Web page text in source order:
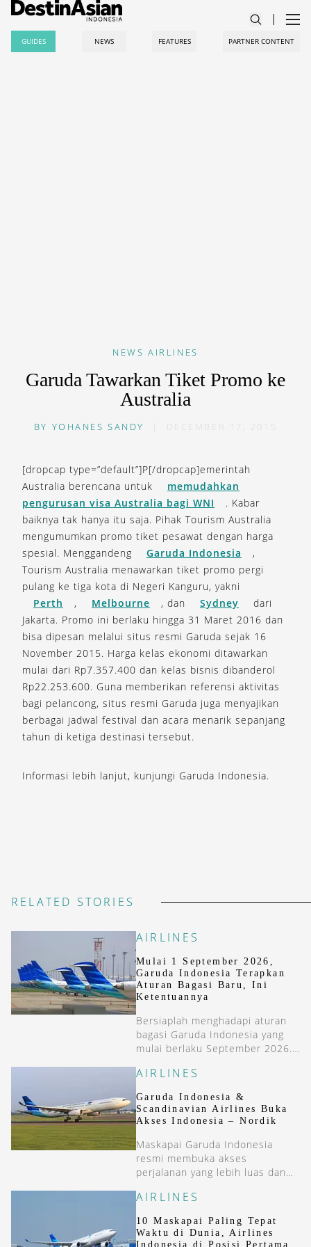
GUIDES NEWS FEATURES PARTNER CONTENT
NEWS AIRLINES
Garuda Tawarkan Tiket Promo ke
Australia
BY YOHANES SANDY DECEMBER 17, 2015
[dropcap type=”default”]P[/dropcap]emerintah
Australia berencana untuk
memudahkan
pengurusan visa Australia bagi WNI
. Kabar
baiknya tak hanya itu saja. Pihak Tourism Australia
mengumumkan promo tiket pesawat dengan harga
spesial. Menggandeng
Garuda Indonesia
,
Tourism Australia menawarkan tiket promo pergi
pulang ke tiga kota di Negeri Kanguru, yakni
Perth
, Melbourne , dan Sydney
dari
Jakarta. Promo ini berlaku hingga 31 Maret 2016 dan
bisa dipesan melalui situs resmi Garuda sejak 16
November 2015. Harga kelas ekonomi ditawarkan
mulai dari Rp7.357.400 dan kelas bisnis dibanderol
Rp22.253.600. Guna memberikan referensi aktivitas
bagi pelancong, situs resmi Garuda juga menyajikan
berbagai jadwal festival dan acara menarik sepanjang
tahun di ketiga destinasi tersebut.
Informasi lebih lanjut, kunjungi Garuda Indonesia.
RELATED STORIES
AIRLINES
Mulai 1 September 2026,
Garuda Indonesia Terapkan
Aturan Bagasi Baru, Ini
Ketentuannya
Bersiaplah menghadapi aturan
bagasi Garuda Indonesia yang
mulai berlaku September 2026.
pada total berat keseluruhan.
AIRLINES
Garuda Indonesia &
Scandinavian Airlines Buka
Akses Indonesia – Nordik
Maskapai Garuda Indonesia
resmi membuka akses
perjalanan yang lebih luas dan
mulai 15 Juni 2026. Hal ini
diwujudkan melalui kerja sama
codeshare bersama
Scandinavian Airlines (SAS) yang
AIRLINES
10 Maskapai Paling Tepat
Waktu di Dunia, Airlines
Indonesia di Posisi Pertama